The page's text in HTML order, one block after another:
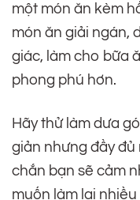
một món ăn kèm
món ăn giải ngán,
giác, làm cho bữa
phong phú hơn.
Hãy thử làm dưa
giản nhưng đầy đủ
chắn bạn sẽ cảm
muốn làm lại